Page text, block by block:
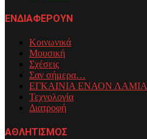
ΕΝΔΙΑΦΕΡΟΥΝ
Κοινωνικά
Μουσική
Σχέσεις
Σαν σήμερα…
ΕΓΚΑΙΝΙΑ ΕΝΑΟΝ ΛΑΜΙΑ
Τεχνολογία
Διατροφή
ΑΘΛΗΤΙΣΜΟΣ